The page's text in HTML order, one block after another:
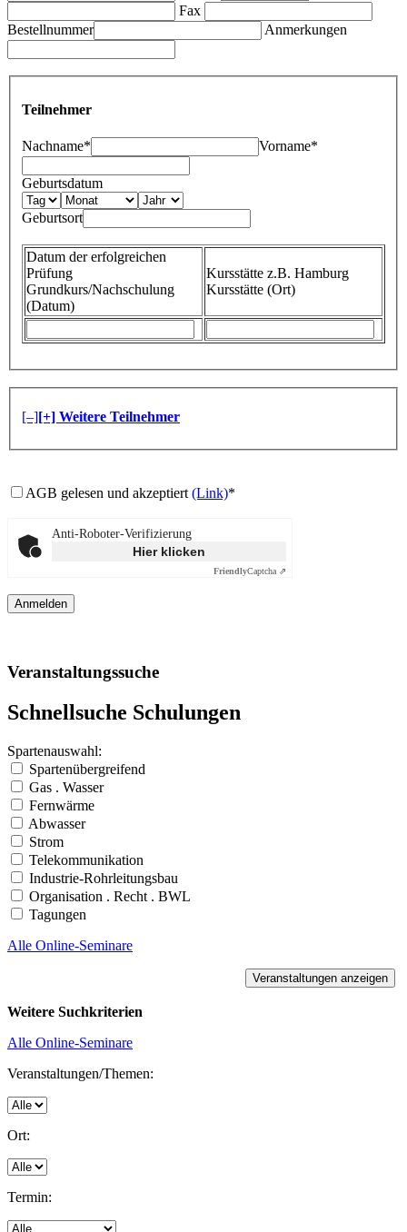
Fax
Bestellnummer
Anmerkungen
Teilnehmer
Nachname* Vorname*
Geburtsdatum
Geburtsort
Datum der erfolgreichen
Prüfung
Grundkurs/Nachschulung
(Datum)
Kursstätte z.B. Hamburg
Kursstätte (Ort)
[–][+] Weitere Teilnehmer
AGB gelesen und akzeptiert (Link)*
Anti-Roboter-Verifizierung
Hier klicken
FriendlyCaptcha ⇗
Veranstaltungssuche
Schnellsuche Schulungen
Spartenauswahl:
Spartenübergreifend
Gas . Wasser
Fernwärme
Abwasser
Strom
Telekommunikation
Industrie-Rohrleitungsbau
Organisation . Recht . BWL
Tagungen
Alle Online-Seminare
Weitere Suchkriterien
Alle Online-Seminare
Veranstaltungen/Themen:
Ort:
Termin: